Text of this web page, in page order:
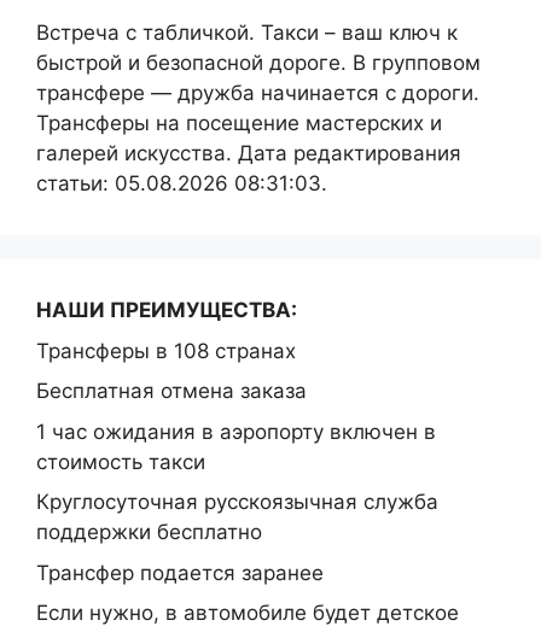
Встреча с табличкой. Такси – ваш ключ к
быстрой и безопасной дороге. В групповом
трансфере — дружба начинается с дороги.
Трансферы на посещение мастерских и
галерей искусства. Дата редактирования
статьи: 05.08.2026 08:31:03.
НАШИ ПРЕИМУЩЕСТВА:
Трансферы в 108 странах
Бесплатная отмена заказа
1 час ожидания в аэропорту включен в
стоимость такси
Круглосуточная русскоязычная служба
поддержки бесплатно
Трансфер подается заранее
Если нужно, в автомобиле будет детское